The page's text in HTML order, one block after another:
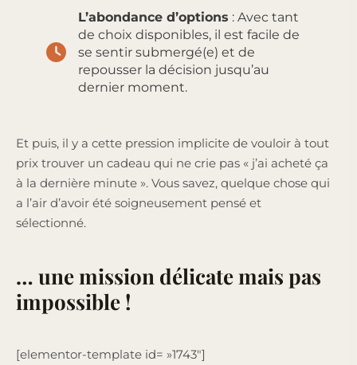
L’abondance d’options : Avec tant
de choix disponibles, il est facile de
se sentir submergé(e) et de
repousser la décision jusqu’au
dernier moment.
Et puis, il y a cette pression implicite de vouloir à tout
prix trouver un cadeau qui ne crie pas « j’ai acheté ça
à la dernière minute ». Vous savez, quelque chose qui
a l’air d’avoir été soigneusement pensé et
sélectionné.
… une mission délicate mais pas
impossible !
[elementor-template id= »1743″]